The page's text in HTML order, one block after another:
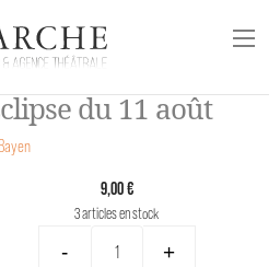
du 11 août
9,00 €
3 articles en stock
- +